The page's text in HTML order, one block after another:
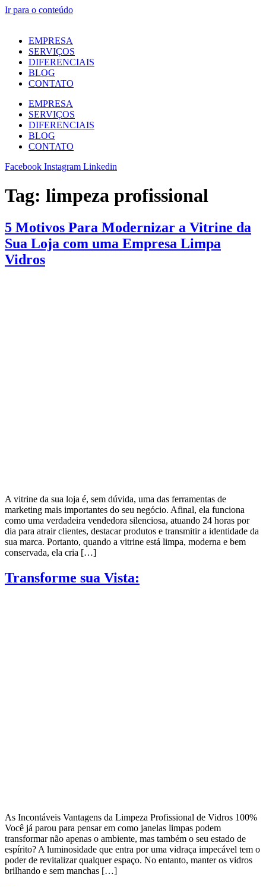
Ir para o conteúdo
EMPRESA
SERVIÇOS
DIFERENCIAIS
BLOG
CONTATO
EMPRESA
SERVIÇOS
DIFERENCIAIS
BLOG
CONTATO
Facebook Instagram Linkedin
Tag: limpeza profissional
5 Motivos Para Modernizar a Vitrine da
Sua Loja com uma Empresa Limpa
Vidros
A vitrine da sua loja é, sem dúvida, uma das ferramentas de
marketing mais importantes do seu negócio. Afinal, ela funciona
como uma verdadeira vendedora silenciosa, atuando 24 horas por
dia para atrair clientes, destacar produtos e transmitir a identidade da
sua marca. Portanto, quando a vitrine está limpa, moderna e bem
conservada, ela cria […]
Transforme sua Vista:
As Incontáveis ​​Vantagens da Limpeza Profissional de Vidros 100%
Você já parou para pensar em como janelas limpas podem
transformar não apenas o ambiente, mas também o seu estado de
espírito? A luminosidade que entra por uma vidraça impecável tem o
poder de revitalizar qualquer espaço. No entanto, manter os vidros
brilhando e sem manchas […]